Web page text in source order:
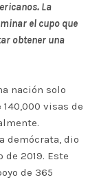
La
el cupo que
obtener una
nación solo
visas de
demócrata, dio
2019. Este
de 365